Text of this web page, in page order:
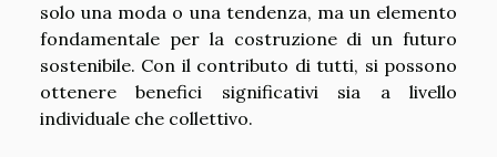
solo una moda o una tendenza, ma un elemento
fondamentale per la costruzione di un futuro
sostenibile. Con il contributo di tutti, si possono
ottenere benefici significativi sia a livello
individuale che collettivo.